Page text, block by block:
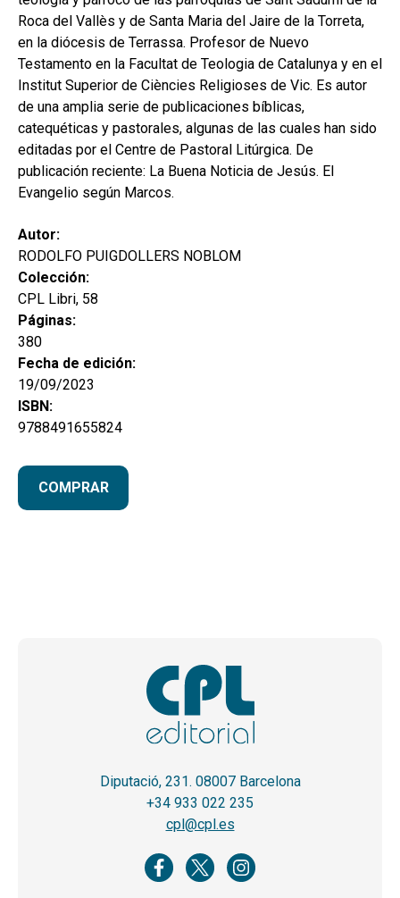
Roca del Vallès y de Santa Maria del Jaire de la Torreta,
en la diócesis de Terrassa. Profesor de Nuevo
Testamento en la Facultat de Teologia de Catalunya y en el
Institut Superior de Ciències Religioses de Vic. Es autor
de una amplia serie de publicaciones bíblicas,
catequéticas y pastorales, algunas de las cuales han sido
editadas por el Centre de Pastoral Litúrgica. De
publicación reciente: La Buena Noticia de Jesús. El
Evangelio según Marcos.
Autor:
RODOLFO PUIGDOLLERS NOBLOM
Colección:
CPL Libri, 58
Páginas:
380
Fecha de edición:
19/09/2023
ISBN:
9788491655824
COMPRAR
Diputació, 231. 08007 Barcelona
+34 933 022 235
cpl@cpl.es